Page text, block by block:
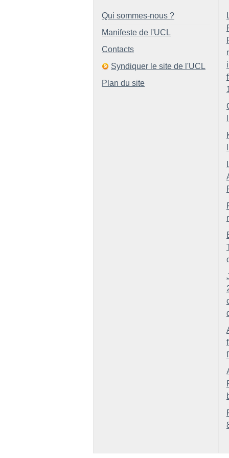
Qui sommes-nous ?
Manifeste de l'UCL
Contacts
Syndiquer le site de l'UCL
Plan du site